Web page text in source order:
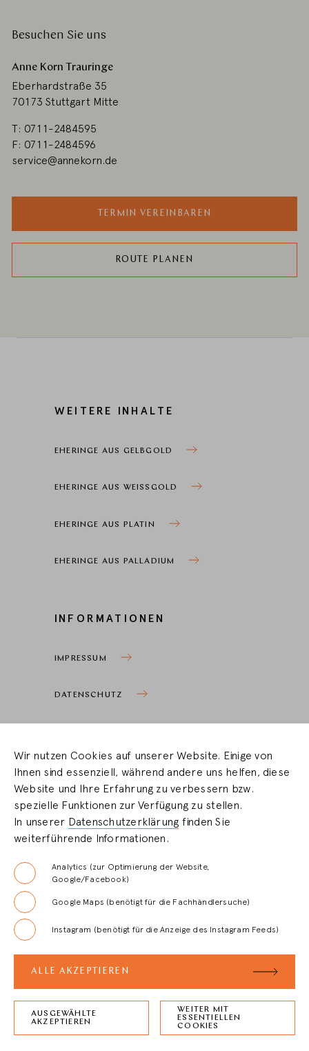
Besuchen Sie uns
Anne Korn Trauringe
Eberhardstraße 35
70173 Stuttgart Mitte
T: 0711-2484595
F: 0711-2484596
service@annekorn.de
TERMIN VEREINBAREN
ROUTE PLANEN
WEITERE INHALTE
EHERINGE AUS GELBGOLD
EHERINGE AUS WEISSGOLD
EHERINGE AUS PLATIN
EHERINGE AUS PALLADIUM
INFORMATIONEN
IMPRESSUM
DATENSCHUTZ
HÄNDLERBEREICH
LOGIN
REGISTRIERUNG
FAQ
ZURÜCK ZUM SEITENANFANG
Wir nutzen Cookies auf unserer Website. Einige von
Ihnen sind essenziell, während andere uns helfen, diese
Website und Ihre Erfahrung zu verbessern bzw.
spezielle Funktionen zur Verfügung zu stellen.
In unserer Datenschutzerklärung finden Sie
weiterführende Informationen.
Analytics (zur Optimierung der Website,
Google/Facebook)
Google Maps (benötigt für die Fachhändlersuche)
Instagram (benötigt für die Anzeige des Instagram Feeds)
ALLE AKZEPTIEREN
AUSGEWÄHLTE
AKZEPTIEREN
WEITER MIT
ESSENTIELLEN
COOKIES